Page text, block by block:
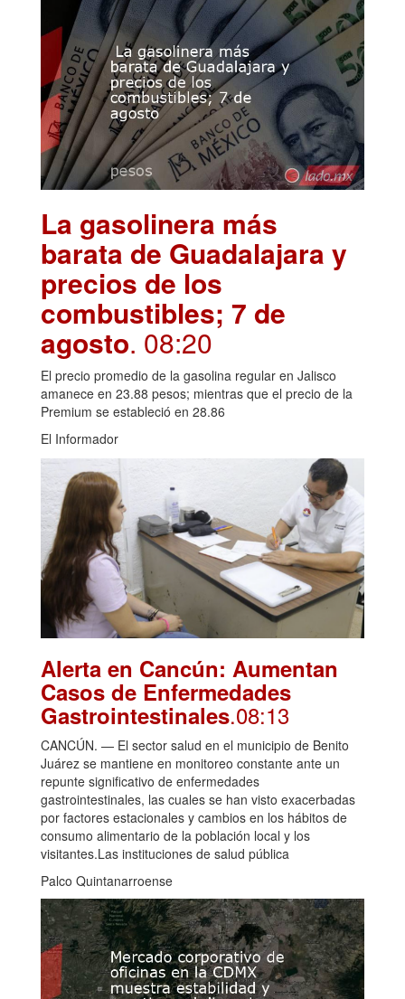
La gasolinera más
barata de Guadalajara y
precios de los
combustibles; 7 de
agosto. 08:20
El precio promedio de la gasolina regular en Jalisco
amanece en 23.88 pesos; mientras que el precio de la
Premium se estableció en 28.86
El Informador
Alerta en Cancún: Aumentan
Casos de Enfermedades
Gastrointestinales.08:13
CANCÚN. — El sector salud en el municipio de Benito
Juárez se mantiene en monitoreo constante ante un
repunte significativo de enfermedades
gastrointestinales, las cuales se han visto exacerbadas
por factores estacionales y cambios en los hábitos de
consumo alimentario de la población local y los
visitantes.Las instituciones de salud pública
Palco Quintanarroense